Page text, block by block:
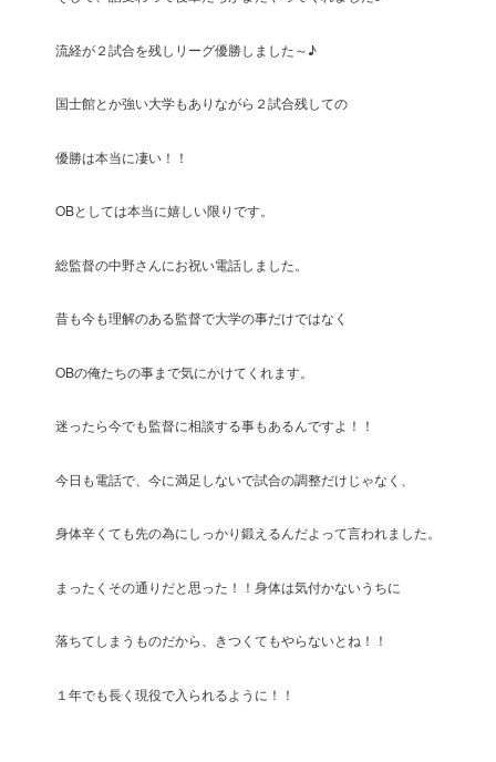
流経が２試合を残しリーグ優勝しました～♪
国士館とか強い大学もありながら２試合残しての
優勝は本当に凄い！！
OBとしては本当に嬉しい限りです。
総監督の中野さんにお祝い電話しました。
昔も今も理解のある監督で大学の事だけではなく
OBの俺たちの事まで気にかけてくれます。
迷ったら今でも監督に相談する事もあるんですよ！！
今日も電話で、今に満足しないで試合の調整だけじゃなく、
身体辛くても先の為にしっかり鍛えるんだよって言われました。
まったくその通りだと思った！！身体は気付かないうちに
落ちてしまうものだから、きつくてもやらないとね！！
１年でも長く現役で入られるように！！